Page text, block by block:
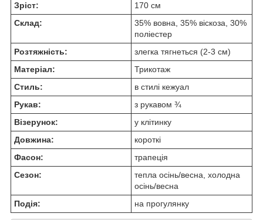
Зріст:
170 см
Склад:
35% вовна, 35% віскоза, 30%
поліестер
Розтяжність:
злегка тягнеться (2-3 см)
Матеріал:
Трикотаж
Стиль:
в стилі кежуал
Рукав:
з рукавом ¾
Візерунок:
у клітинку
Довжина:
короткі
Фасон:
трапеція
Сезон:
тепла осінь/весна, холодна
осінь/весна
Подія:
на прогулянку